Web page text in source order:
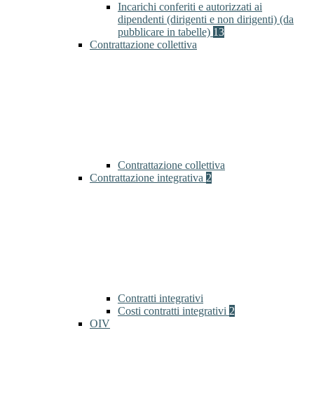
Incarichi conferiti e autorizzati ai
dipendenti (dirigenti e non dirigenti) (da
pubblicare in tabelle) 13
Contrattazione collettiva
Contrattazione collettiva
Contrattazione integrativa 2
Contratti integrativi
Costi contratti integrativi 2
OIV